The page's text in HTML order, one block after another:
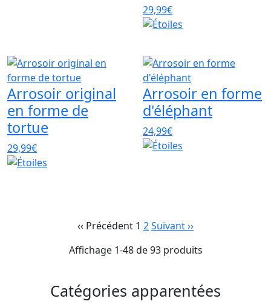
29,99€
Arrosoir original
en forme de
tortue
29,99€
Arrosoir en forme
d'éléphant
24,99€
‹‹ Précédent 1 2Suivant››
Affichage 1-48 de 93 produits
Catégories apparentées